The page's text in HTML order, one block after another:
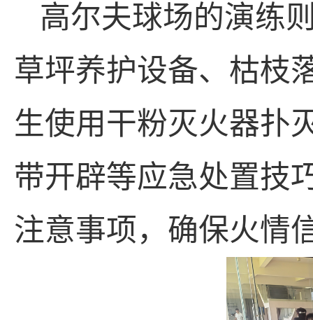
高尔夫球场的演练
草坪养护设备、枯枝
生使用干粉灭火器扑
带开辟等应急处置技
注意事项，确保火情